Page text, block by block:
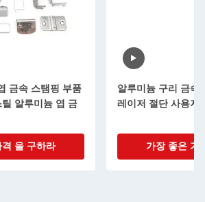
금속 스탬핑 부품
알루미늄 엽 금
을 구하라
알루미늄 구리 금속
레이저 절단 사용자
가장 좋은 가